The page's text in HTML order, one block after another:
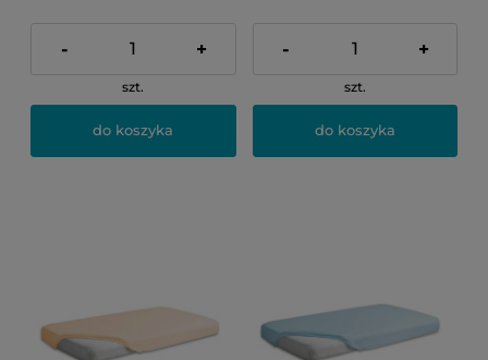
- +
szt.
do koszyka
- +
szt.
do koszyka